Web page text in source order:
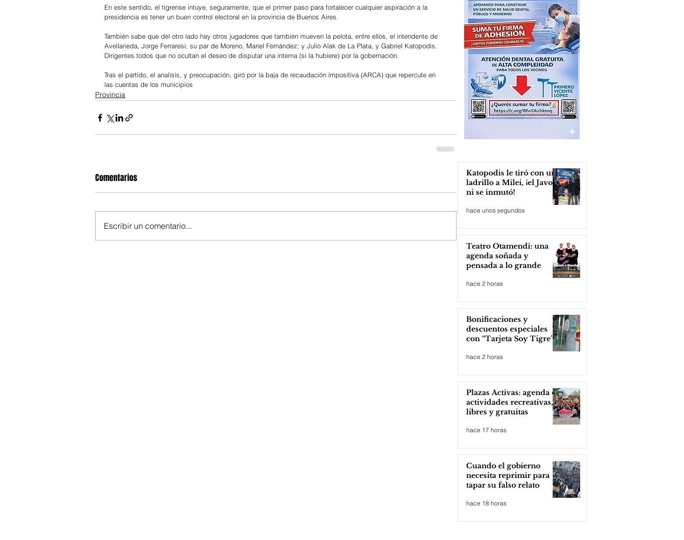
En este sentido, el tigrense intuye, seguramente, que el primer paso para fortalecer cualquier aspiración a la
presidencia es tener un buen control electoral en la provincia de Buenos Aires.
También sabe que del otro lado hay otros jugadores que también mueven la pelota, entre ellos, el intendente de
Avellaneda, Jorge Ferraresi; su par de Moreno, Mariel Fernández; y Julio Alak de La Plata, y Gabriel Katopodis.
Dirigentes todos que no ocultan el deseo de disputar una interna (si la hubiere) por la gobernación.
Tras el partido, el analisis, y preocupación, giró por la baja de recaudación impositiva (ARCA) que repercute en
las cuentas de los municipios
Provincia
Comentarios
Escribir un comentario...
Katopodis le tiró con un
ladrillo a Milei, ¡el Javo
ni se inmutó!
hace unos segundos
Teatro Otamendi: una
agenda soñada y
pensada a lo grande
hace 2 horas
Bonificaciones y
descuentos especiales
con “Tarjeta Soy Tigre”
hace 2 horas
Plazas Activas: agenda de
actividades recreativas,
libres y gratuitas
hace 17 horas
Cuando el gobierno
necesita reprimir para
tapar su falso relato
hace 18 horas